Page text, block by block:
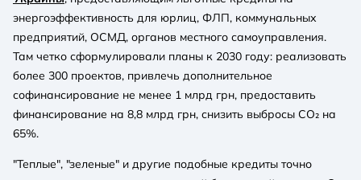
энергоэффективность для юрлиц, ФЛП, коммунальных
предприятий, ОСМД, органов местного самоуправления.
Там четко сформулировали планы к 2030 году: реализовать
более 300 проектов, привлечь дополнительное
софинансирование не менее 1 млрд грн, предоставить
финансирование на 8,8 млрд грн, снизить выбросы CO₂ на
65%.
"Теплые", "зеленые" и другие подобные кредиты точно